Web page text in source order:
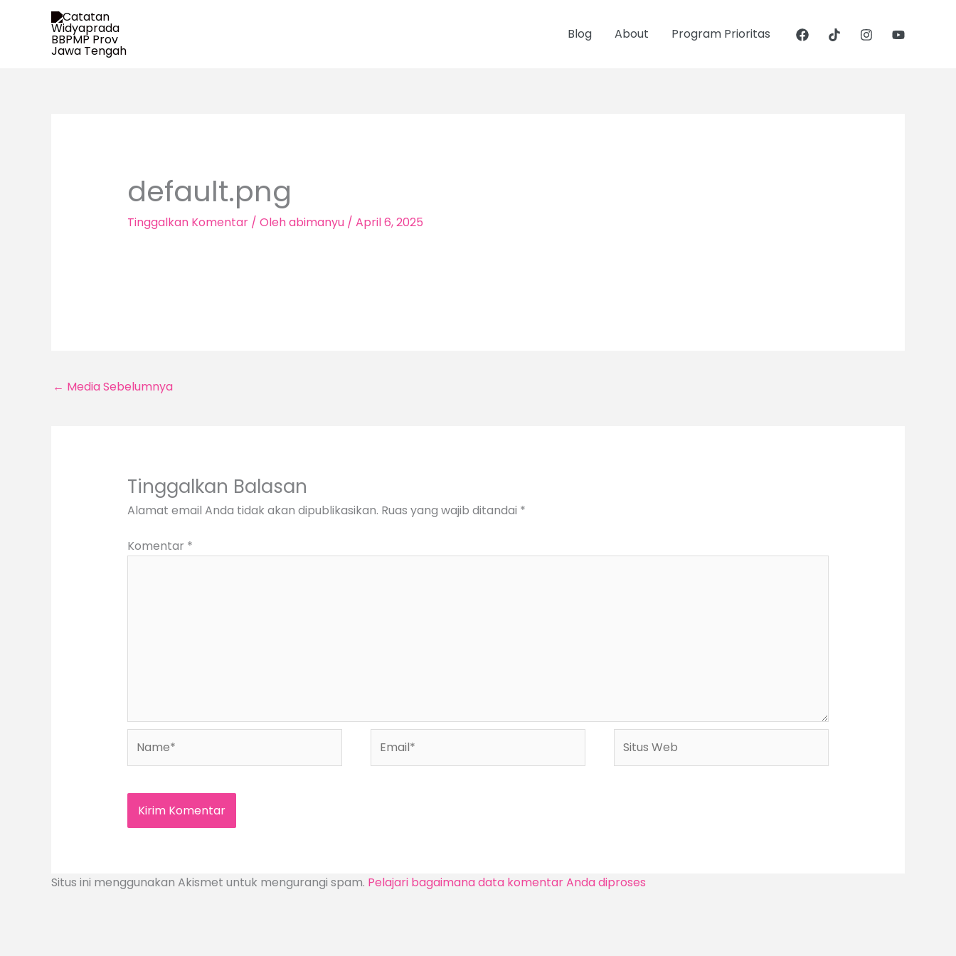
Blog About Program Prioritas
default.png
Tinggalkan Komentar / Olehabimanyu / April 6, 2025
← Media Sebelumnya
Tinggalkan Balasan
Alamat email Anda tidak akan dipublikasikan. Ruas yang wajib ditandai *
Komentar *
Web
Situs ini menggunakan Akismet untuk mengurangi spam. Pelajari bagaimana data komentar Anda diproses